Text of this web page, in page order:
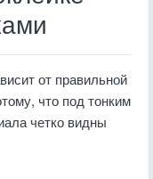
от правильной
что под тонким
четко видны